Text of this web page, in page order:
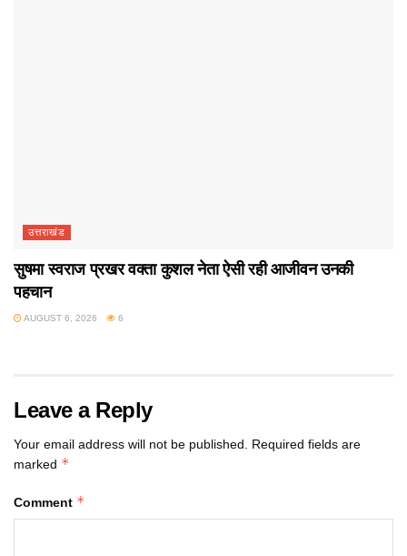
उत्तराखंड
सुषमा स्वराज प्रखर वक्ता कुशल नेता ऐसी रही आजीवन उनकी
पहचान
AUGUST 6, 2026 6
Leave a Reply
Your email address will not be published.
Required fields are
marked *
Comment *